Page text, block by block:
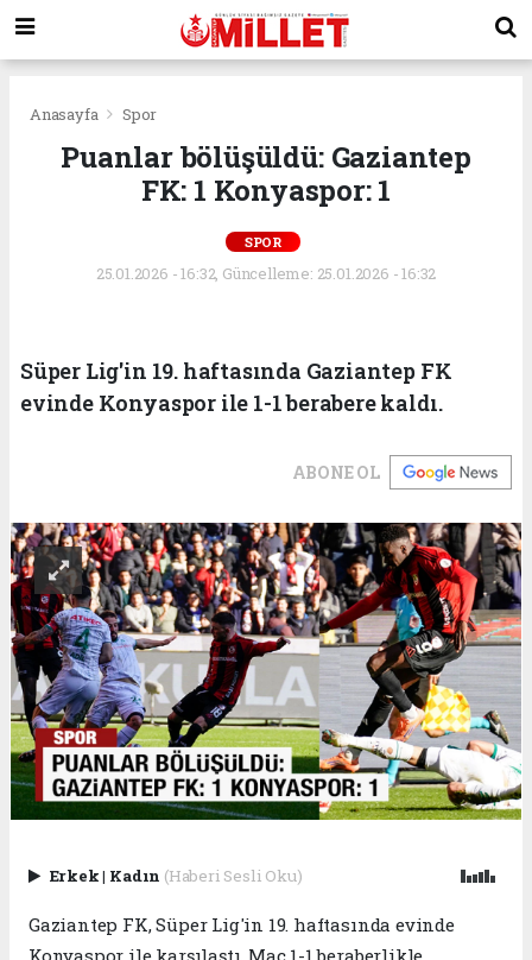
Anasayfa Spor
Puanlar bölüşüldü: Gaziantep
FK: 1 Konyaspor: 1
SPOR
25.01.2026 - 16:32, Güncelleme: 25.01.2026 - 16:32
Süper Lig'in 19. haftasında Gaziantep FK
evinde Konyaspor ile 1-1 berabere kaldı.
ABONE OL
Erkek| Kadın (Haberi Sesli Oku)
Gaziantep FK, Süper Lig'in 19. haftasında evinde